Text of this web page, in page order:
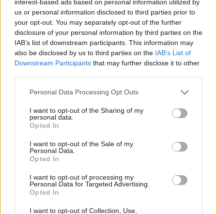
interest-based ads based on personal information utilized by
us or personal information disclosed to third parties prior to
your opt-out. You may separately opt-out of the further
disclosure of your personal information by third parties on the
IAB’s list of downstream participants. This information may
also be disclosed by us to third parties on the IAB’s List of
Downstream Participants that may further disclose it to other
Personal Data Processing Opt Outs
I want to opt-out of the Sharing of my
personal data.
Opted In
I want to opt-out of the Sale of my
Personal Data.
Opted In
I want to opt-out of processing my
Personal Data for Targeted Advertising.
Opted In
I want to opt-out of Collection, Use,
Le piogge continueranno anche nella mattinata di mercoledì 29
maggio, con intensità localmente elevate, soprattutto sul settore
centro-occidentale della regione. Dal pomeriggio di domani,
tenderanno a spostarsi verso Est, attenuandosi a partire dalle
pianure occidentali. È prevista un’ulteriore “coda” in serata, ma di
Per le condizioni di saturazione del suolo, non sono da escludere
maggiormente interessati dalle piogge.
La situazione è prevista in attenuazione nelle successive 48 ore.
La ventilazione sarà da Nord, non significativa ai fini
dell’allertamento; anche lo stato del mare e la criticità costiera
appaiono sotto soglia.
Ai cittadini si raccomanda di tenere comportamenti prudenti e